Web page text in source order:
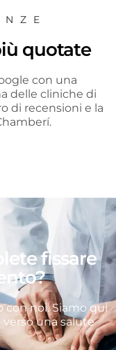
quotate
con una
delle cliniche di
di recensioni e la
fissare
noi. Siamo qui
verso una salute